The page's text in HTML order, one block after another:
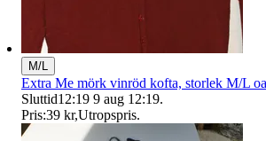
M/L
Extra Me mörk vinröd kofta, storlek M/L
Sluttid12:19 9 aug 12:19.
Pris:39 kr,Utropspris.